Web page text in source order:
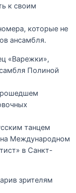
к своим
которые не
ансамбля.
«Варежки»,
Полиной
танцем
Международном
в Санкт-
зрителям